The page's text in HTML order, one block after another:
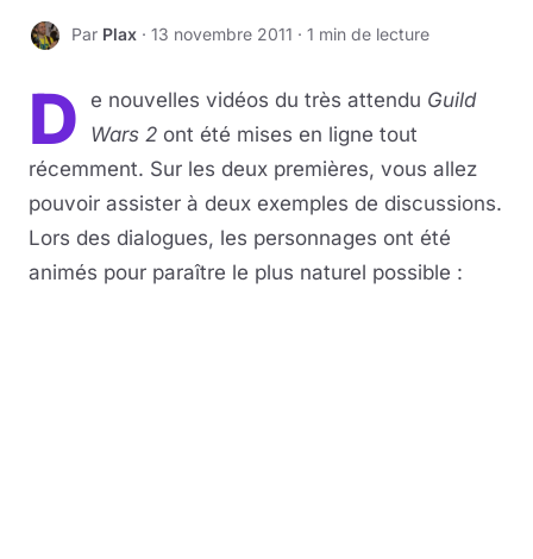
P Par Plax · 13 novembre 2011 · 1 min de lecture
D e nouvelles vidéos du très attendu Guild
Wars 2 ont été mises en ligne tout
récemment. Sur les deux premières, vous allez
pouvoir assister à deux exemples de discussions.
Lors des dialogues, les personnages ont été
animés pour paraître le plus naturel possible :